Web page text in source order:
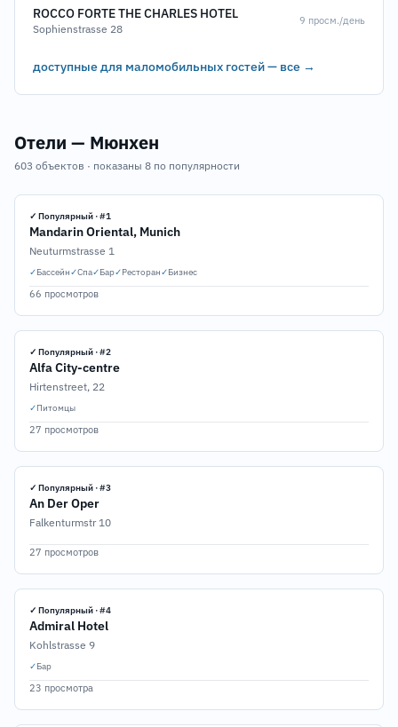
ROCCO FORTE THE CHARLES HOTEL
Sophienstrasse 28
9 просм./день
доступные для маломобильных гостей — все →
Отели — Мюнхен
603 объектов · показаны 8 по популярности
✓ Популярный · #1
Mandarin Oriental, Munich
Neuturmstrasse 1
✓Бассейн✓Спа✓Бар✓Ресторан✓Бизнес
66 просмотров
✓ Популярный · #2
Alfa City-centre
Hirtenstreet, 22
✓Питомцы
27 просмотров
✓ Популярный · #3
An Der Oper
Falkenturmstr 10
27 просмотров
✓ Популярный · #4
Admiral Hotel
Kohlstrasse 9
✓Бар
23 просмотра